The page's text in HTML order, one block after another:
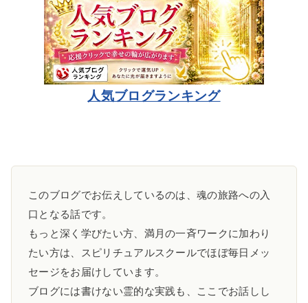
人気ブログランキング
このブログでお伝えしているのは、魂の旅路への入
口となる話です。
もっと深く学びたい方、満月の一斉ワークに加わり
たい方は、スピリチュアルスクールでほぼ毎日メッ
セージをお届けしています。
ブログには書けない霊的な実践も、ここでお話しし